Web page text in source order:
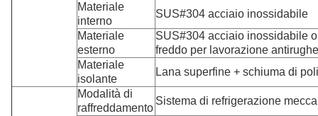
Materiale
interno
SUS#304 acciaio inossidabile
Materiale
esterno
SUS#304 acciaio inossidabile
freddo per lavorazione
Materiale
isolante
Lana superfine + schiuma di
Modalità di
raffreddamento
Sistema di refrigerazione